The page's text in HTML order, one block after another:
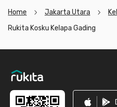
Home Jakarta Utara
Rukita Kosku Kelapa Gading